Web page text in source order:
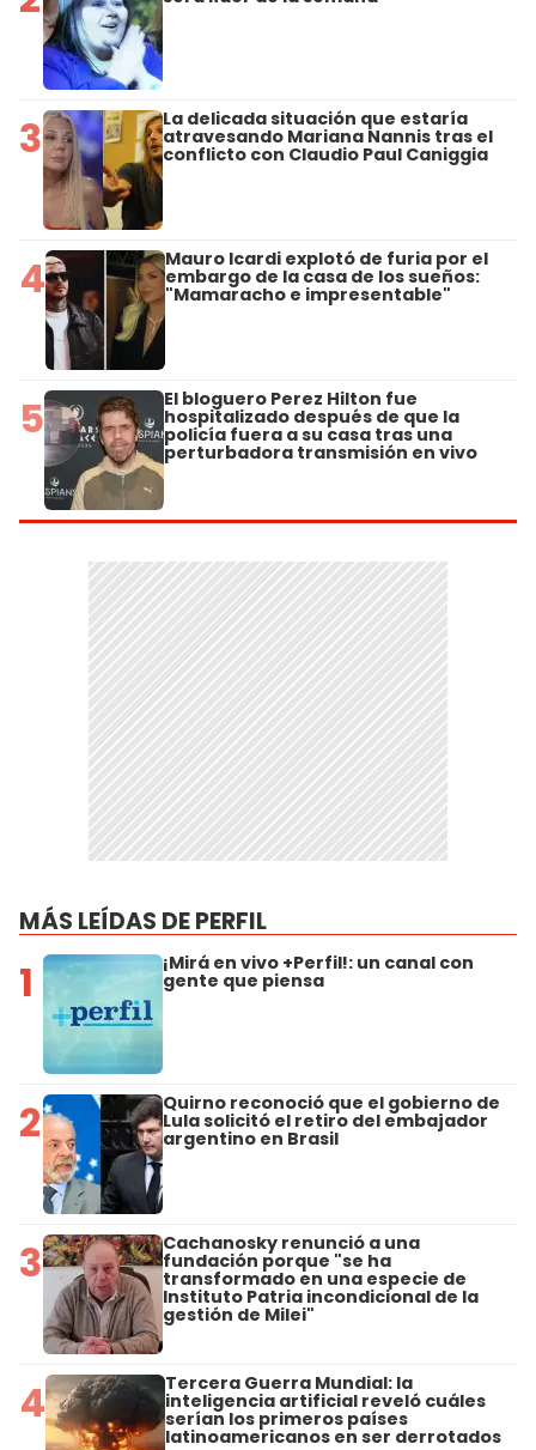
3 La delicada situación que estaría
atravesando Mariana Nannis tras el
conflicto con Claudio Paul Caniggia
4 Mauro Icardi explotó de furia por el
embargo de la casa de los sueños:
"Mamaracho e impresentable"
5 El bloguero Perez Hilton fue
hospitalizado después de que la
policía fuera a su casa tras una
perturbadora transmisión en vivo
MÁS LEÍDAS DE PERFIL
1 ¡Mirá en vivo +Perfil!: un canal con
gente que piensa
2 Quirno reconoció que el gobierno de
Lula solicitó el retiro del embajador
argentino en Brasil
3 Cachanosky renunció a una
fundación porque "se ha
transformado en una especie de
Instituto Patria incondicional de la
gestión de Milei"
4 Tercera Guerra Mundial: la
inteligencia artificial reveló cuáles
serían los primeros países
latinoamericanos en ser derrotados